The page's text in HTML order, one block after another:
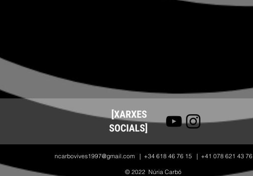
ncarbovives1997@gmail.com| +34 618 46 76 15 | +41 078 621 43 76
© 2022 Núria Carbó